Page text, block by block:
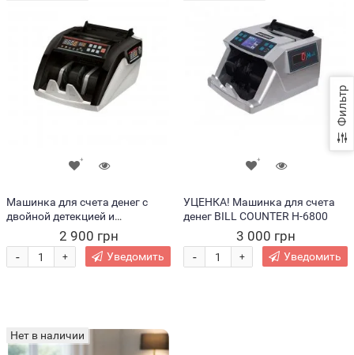
Фильтр
Машинка для счета денег с
двойной детекцией и
суммированием Bill Counter
206/5800MG (205)
2 900 грн
+
- Уведомить
УЦЕНКА! Машинка для счета
денег BILL COUNTER H-6800
3 000 грн
+
- Уведомить
Нет в наличии